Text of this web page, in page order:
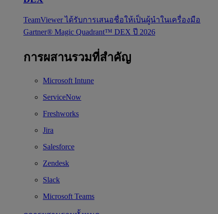
TeamViewer ได้รับการเสนอชื่อให้เป็นผู้นำในเครื่องมือ
Gartner® Magic Quadrant™ DEX ปี 2026
การผสานรวมที่สำคัญ
Microsoft Intune
ServiceNow
Freshworks
Jira
Salesforce
Zendesk
Slack
Microsoft Teams